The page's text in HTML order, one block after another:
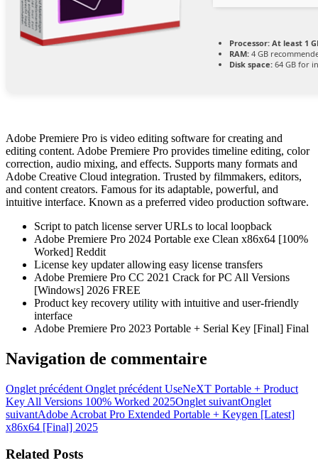
Processor: At least 1
RAM: 4 GB
Disk space: 64 GB for
Adobe Premiere Pro is video editing software for creating and
editing content. Adobe Premiere Pro provides timeline editing, color
correction, audio mixing, and effects. Supports many formats and
Adobe Creative Cloud integration. Trusted by filmmakers, editors,
and content creators. Famous for its adaptable, powerful, and
intuitive interface. Known as a preferred video production software.
Script to patch license server URLs to local loopback
Adobe Premiere Pro 2024 Portable exe Clean x86x64 [100%
Worked] Reddit
License key updater allowing easy license transfers
Adobe Premiere Pro CC 2021 Crack for PC All Versions
[Windows] 2026 FREE
Product key recovery utility with intuitive and user-friendly
interface
Adobe Premiere Pro 2023 Portable + Serial Key [Final] Final
Navigation de commentaire
Onglet précédent Onglet précédent UseNeXT Portable + Product
Key All Versions 100% Worked 2025Onglet suivantOnglet
suivantAdobe Acrobat Pro Extended Portable + Keygen [Latest]
x86x64 [Final] 2025
Related Posts